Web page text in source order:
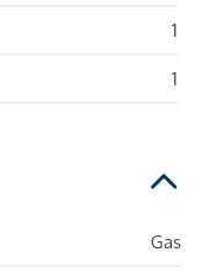
1
1
Gas